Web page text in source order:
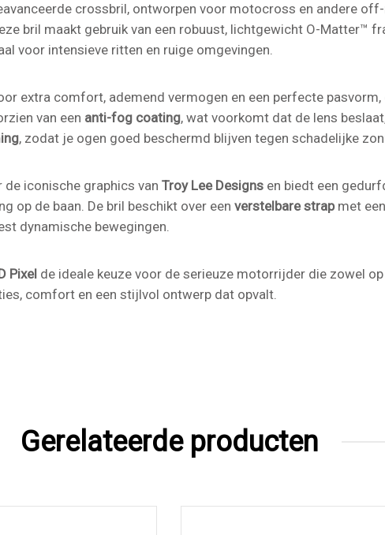
crossbril, ontworpen voor motocross en andere
bril maakt gebruik van een robuust, lichtgewicht O-Matter™
voor intensieve ritten en ruige omgevingen.
extra comfort, ademend vermogen en een perfecte
van een anti-fog coating, wat voorkomt dat de lens
, zodat je ogen goed beschermd blijven tegen schadelijke
iconische graphics van Troy Lee Designs en biedt een
op de baan. De bril beschikt over een verstelbare strapmet een
dynamische bewegingen.
Pixel de ideale keuze voor de serieuze motorrijder die zowel
comfort en een stijlvol ontwerp dat opvalt.
Gerelateerde producten